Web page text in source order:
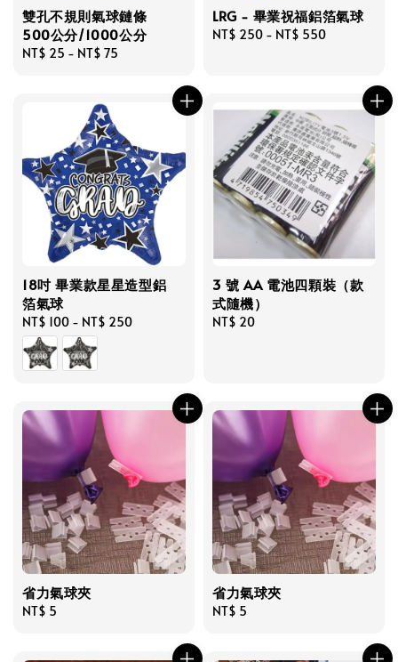
雙孔不規則氣球鏈條
500公分/1000公分
Regular
NT$ 25 - NT$ 75
LRG - 畢業祝福鋁箔氣球
Regular
NT$ 250 - NT$ 550
18吋 畢業款星星造型鋁
箔氣球
Regular
price
NT$ 100 - NT$ 250
3 號 AA 電池四顆裝（款
式隨機）
Regular
NT$ 20
省力氣球夾
Regular
NT$ 5
省力氣球夾
Regular
NT$ 5